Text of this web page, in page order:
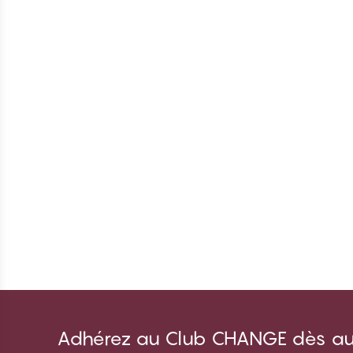
Adhérez au Club CHANGE dès